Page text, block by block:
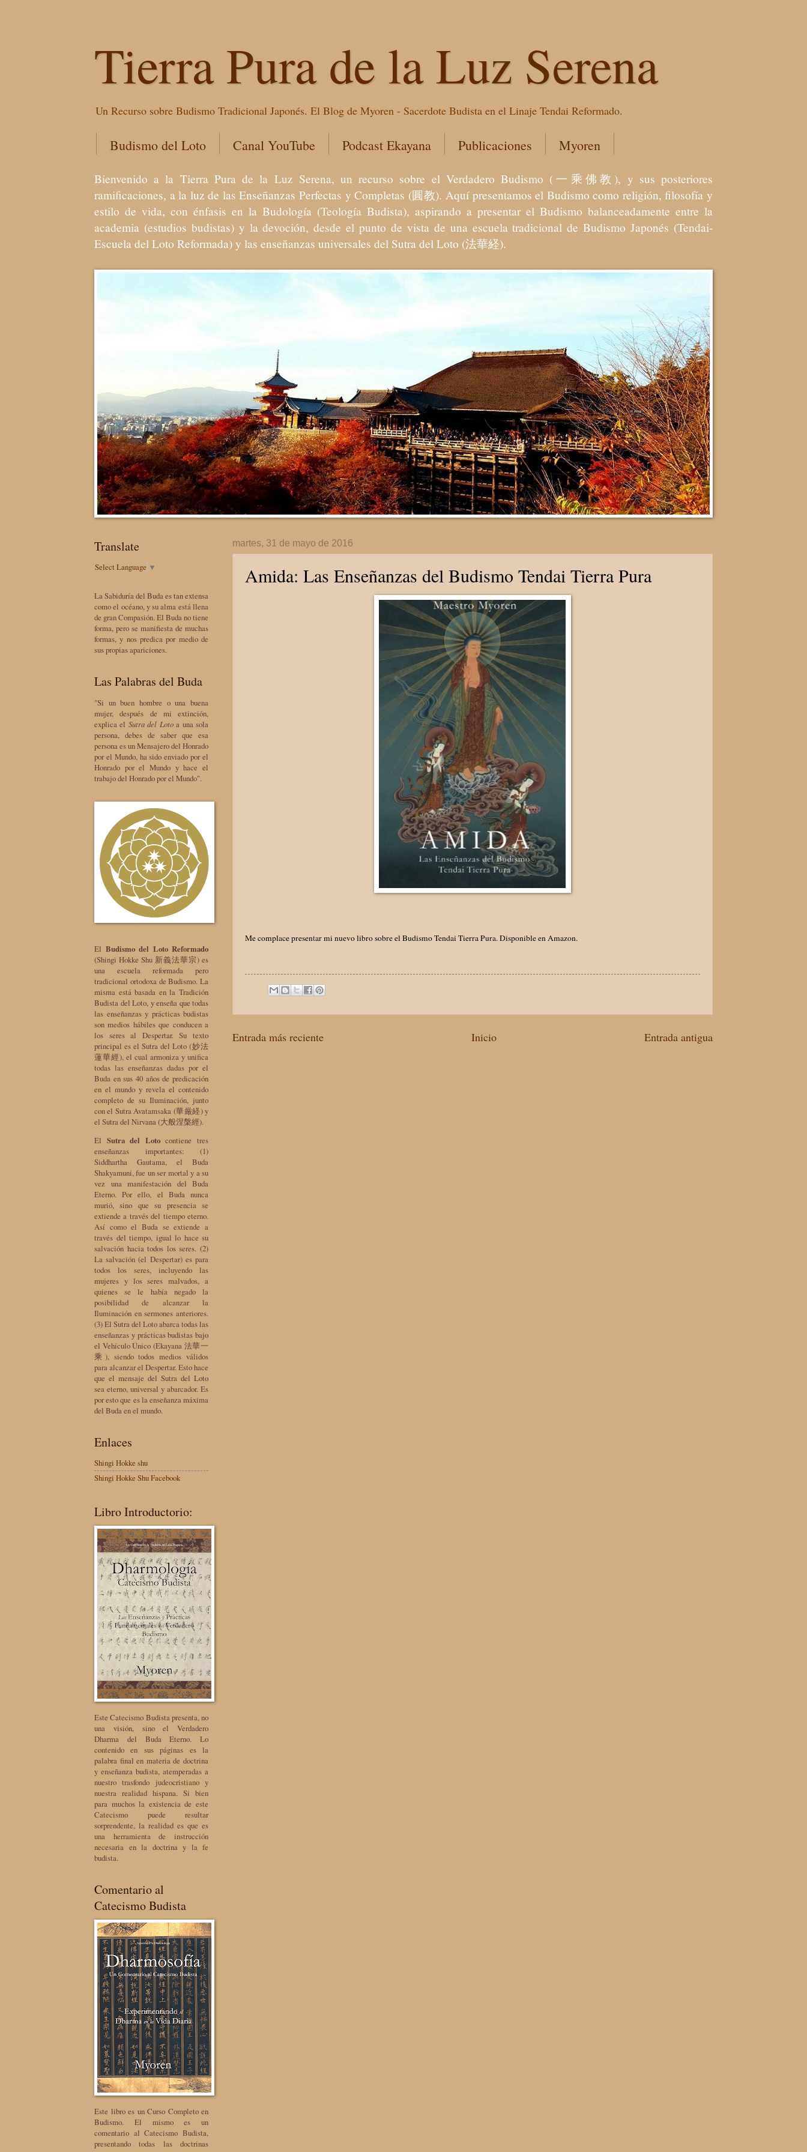
Tierra Pura de la Luz Serena
Un Recurso sobre Budismo Tradicional Japonés. El Blog de Myoren - Sacerdote Budista en el Linaje Tendai Reformado.
Budismo del Loto Canal YouTube Podcast Ekayana Publicaciones Myoren
Bienvenido a la Tierra Pura de la Luz Serena, un recurso sobre el Verdadero Budismo (一乘佛教), y sus posteriores
ramificaciones, a la luz de las Enseñanzas Perfectas y Completas (圓教). Aquí presentamos el Budismo como religión, filosofía y
estilo de vida, con énfasis en la Budología (Teología Budista), aspirando a presentar el Budismo balanceadamente entre la
academia (estudios budistas) y la devoción, desde el punto de vista de una escuela tradicional de Budismo Japonés (Tendai-
Escuela del Loto Reformada) y las enseñanzas universales del Sutra del Loto (法華経).
martes, 31 de mayo de 2016
Amida: Las Enseñanzas del Budismo Tendai Tierra Pura
Me complace presentar mi nuevo libro sobre el Budismo Tendai Tierra Pura. Disponible en Amazon.
Entrada más reciente Entrada antigua
Inicio
Translate
Select Language ▼
La Sabiduría del Buda es tan extensa
como el océano, y su alma está llena
de gran Compasión. El Buda no tiene
forma, pero se manifiesta de muchas
formas, y nos predica por medio de
sus propias apariciones.
Las Palabras del Buda
"Si un buen hombre o una buena
mujer, después de mi extinción,
explica el Sutra del Lotoa una sola
persona, debes de saber que esa
persona es un Mensajero del Honrado
por el Mundo, ha sido enviado por el
Honrado por el Mundo y hace el
trabajo del Honrado por el Mundo".
El Budismo del Loto Reformado
(Shingi Hokke Shu 新義法華宗) es
una escuela reformada pero
tradicional ortodoxa de Budismo. La
misma está basada en la Tradición
Budista del Loto, y enseña que todas
las enseñanzas y prácticas budistas
son medios hábiles que conducen a
los seres al Despertar. Su texto
principal es el Sutra del Loto (妙法
蓮華經), el cual armoniza y unifica
todas las enseñanzas dadas por el
Buda en sus 40 años de predicación
en el mundo y revela el contenido
completo de su Iluminación, junto
con el Sutra Avatamsaka (華厳経) y
el Sutra del Nirvana (大般涅槃經).
El Sutra del Lotocontiene tres
enseñanzas importantes: (1)
Siddhartha Gautama, el Buda
Shakyamuni, fue un ser mortal y a su
vez una manifestación del Buda
Eterno. Por ello, el Buda nunca
murió, sino que su presencia se
extiende a través del tiempo eterno.
Así como el Buda se extiende a
través del tiempo, igual lo hace su
salvación hacia todos los seres. (2)
La salvación (el Despertar) es para
todos los seres, incluyendo las
mujeres y los seres malvados, a
quienes se le había negado la
posibilidad de alcanzar la
Iluminación en sermones anteriores.
(3) El Sutra del Loto abarca todas las
enseñanzas y prácticas budistas bajo
el Vehículo Único (Ekayana 法華一
乘), siendo todos medios válidos
para alcanzar el Despertar. Esto hace
que el mensaje del Sutra del Loto
sea eterno, universal y abarcador. Es
por esto que es la enseñanza máxima
del Buda en el mundo.
Enlaces
Shingi Hokke shu
Shingi Hokke Shu Facebook
Libro Introductorio:
Este Catecismo Budista presenta, no
una visión, sino el Verdadero
Dharma del Buda Eterno. Lo
contenido en sus páginas es la
palabra final en materia de doctrina
y enseñanza budista, atemperadas a
nuestro trasfondo judeocristiano y
nuestra realidad hispana. Si bien
para muchos la existencia de este
Catecismo puede resultar
sorprendente, la realidad es que es
una herramienta de instrucción
necesaria en la doctrina y la fe
budista.
Comentario al
Catecismo Budista
Este libro es un Curso Completo en
Budismo. El mismo es un
comentario al Catecismo Budista,
presentando todas las doctrinas